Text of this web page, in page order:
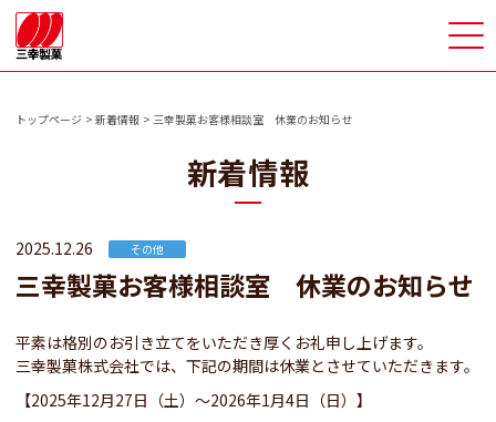
トップページ 新着情報 三幸製菓お客様相談室 休業のお知らせ
新着情報
2025.12.26 その他
三幸製菓お客様相談室 休業のお知らせ
平素は格別のお引き立てをいただき厚くお礼申し上げます。
三幸製菓株式会社では、下記の期間は休業とさせていただきます。
【2025年12月27日（土）～2026年1月4日（日）】